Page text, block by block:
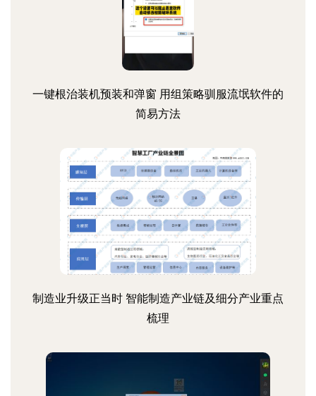
一键根治装机预装和弹窗 用组策略驯服流氓软件的
简易方法
制造业升级正当时 智能制造产业链及细分产业重点
梳理